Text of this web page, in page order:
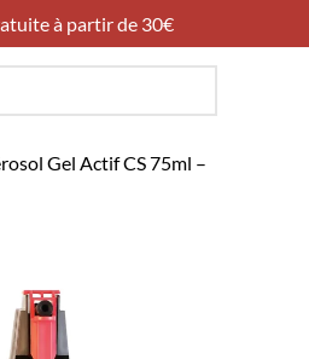
à partir de 30€
Gel Actif CS 75ml –